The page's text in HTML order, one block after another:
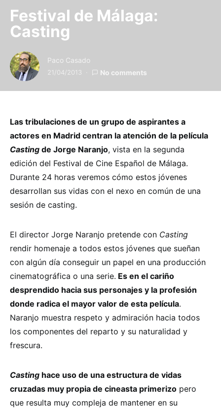
Festival de Málaga:
Casting
Paco Casado
21/04/2013 No comments
Las tribulaciones de un grupo de aspirantes a
actores en Madrid centran la atención de la película
Casting de Jorge Naranjo, vista en la segunda
edición del Festival de Cine Español de Málaga.
Durante 24 horas veremos cómo estos jóvenes
desarrollan sus vidas con el nexo en común de una
sesión de casting.
El director Jorge Naranjo pretende con Casting
rendir homenaje a todos estos jóvenes que sueñan
con algún día conseguir un papel en una producción
cinematográfica o una serie. Es en el cariño
desprendido hacia sus personajes y la profesión
donde radica el mayor valor de esta película.
Naranjo muestra respeto y admiración hacia todos
los componentes del reparto y su naturalidad y
frescura.
Casting hace uso de una estructura de vidas
cruzadas muy propia de cineasta primerizo pero
que resulta muy compleja de mantener en su